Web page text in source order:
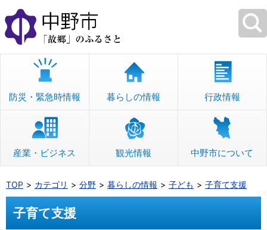
本
文
へ
移
防災・緊急時情報 暮らしの情報 行政情報
産業・ビジネス 観光情報 中野市について
TOP カテゴリ 分野 暮らしの情報 子ども 子育て支援
子育て支援